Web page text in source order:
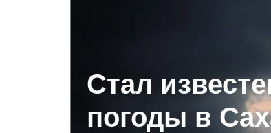
Стал
погоды в